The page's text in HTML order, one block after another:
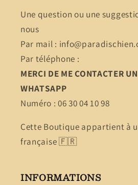
Une question ou une
nous
Par mail :
Par téléphone :
MERCI DE ME CONTACTER
WHATSAPP
Numéro : 06 30 04 10 98
Cette Boutique appartient à
française 🇫🇷
INFORMATIONS